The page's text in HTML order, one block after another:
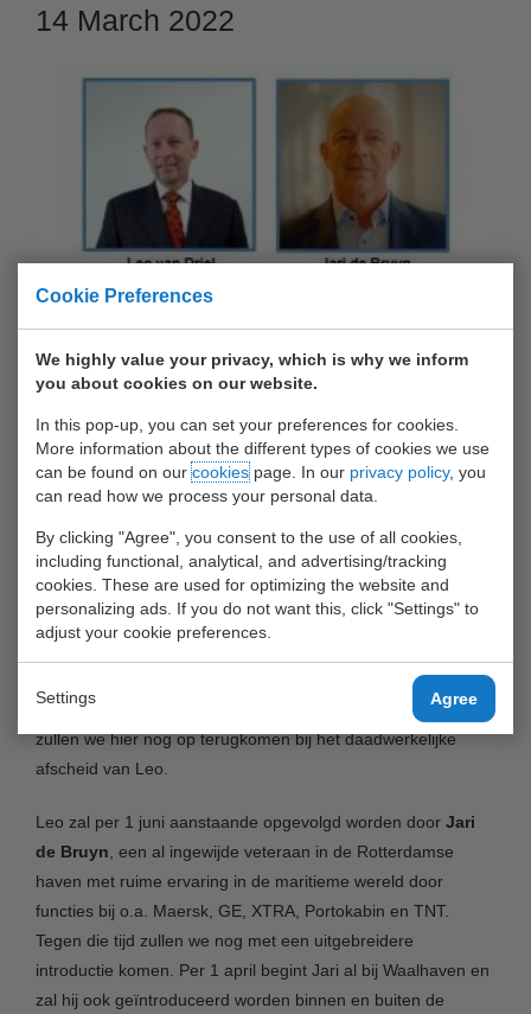
Cookie Preferences
We highly value your privacy, which is why we inform
you about cookies on our website.
In this pop-up, you can set your preferences for cookies.
More information about the different types of cookies we use
can be found on ourcookiespage. In our privacy policy, you
can read how we process your personal data.
By clicking "Agree", you consent to the use of all cookies,
including functional, analytical, and advertising/tracking
cookies. These are used for optimizing the website and
personalizing ads. If you do not want this, click "Settings" to
adjust your cookie preferences.
Settings Agree
14 March 2022
Geachte relatie van de Waalhaven Groep, Deze zomer wordt
Leo van Driel 65 jaar en dat was voor hem reden om aan te
geven dat hij het tijd vond een andere invulling te gaan
geven aan zijn leven. Uiteraard was dat verrassend en
onverwacht, maar gezien de bijdrage die Leo de afgelopen
jaren geleverd heeft aan het succes en resultaten van zijn
terminals vonden wij ook dat hij dit verdiend heeft en gunnen
wij hem ten zeerste deze volgende fase in zijn leven.
Leo is in 2011 begonnen bij de Waalhaven Groep als
Commercieel Manager en in 2015 benoemd tot General
zijn uitstekende resultaten behaald en heeft de groep zich
verder kunnen ontwikkelen in de haven. Later in het jaar
zullen we hier nog op terugkomen bij het daadwerkelijke
afscheid van Leo.
Leo zal per 1 juni aanstaande opgevolgd worden door Jari
de Bruyn , een al ingewijde veteraan in de Rotterdamse
haven met ruime ervaring in de maritieme wereld door
functies bij o.a. Maersk, GE, XTRA, Portokabin en TNT.
Tegen die tijd zullen we nog met een uitgebreidere
introductie komen. Per 1 april begint Jari al bij Waalhaven en
zal hij ook geïntroduceerd worden binnen en buiten de